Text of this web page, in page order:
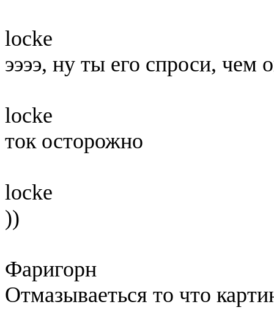
locke
ээээ, ну ты его спроси, чем
locke
ток осторожно
locke
))
Фаригорн
Отмазываеться то что